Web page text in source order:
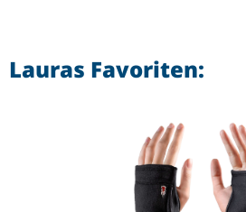
Lauras Favoriten: